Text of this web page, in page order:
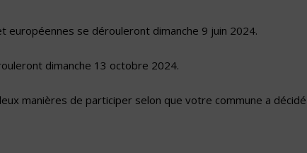
européennes se dérouleront dimanche 9 juin 2024.
dimanche 13 octobre 2024.
manières de participer selon que votre commune a décidé